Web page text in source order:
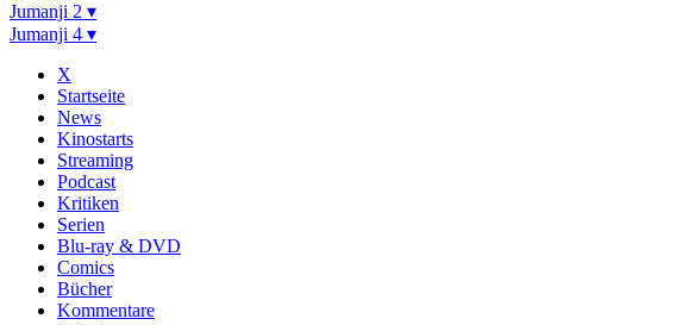
Jumanji 2 ▾
Jumanji 4 ▾
X
Startseite
News
Kinostarts
Streaming
Podcast
Kritiken
Serien
Blu-ray & DVD
Comics
Bücher
Kommentare